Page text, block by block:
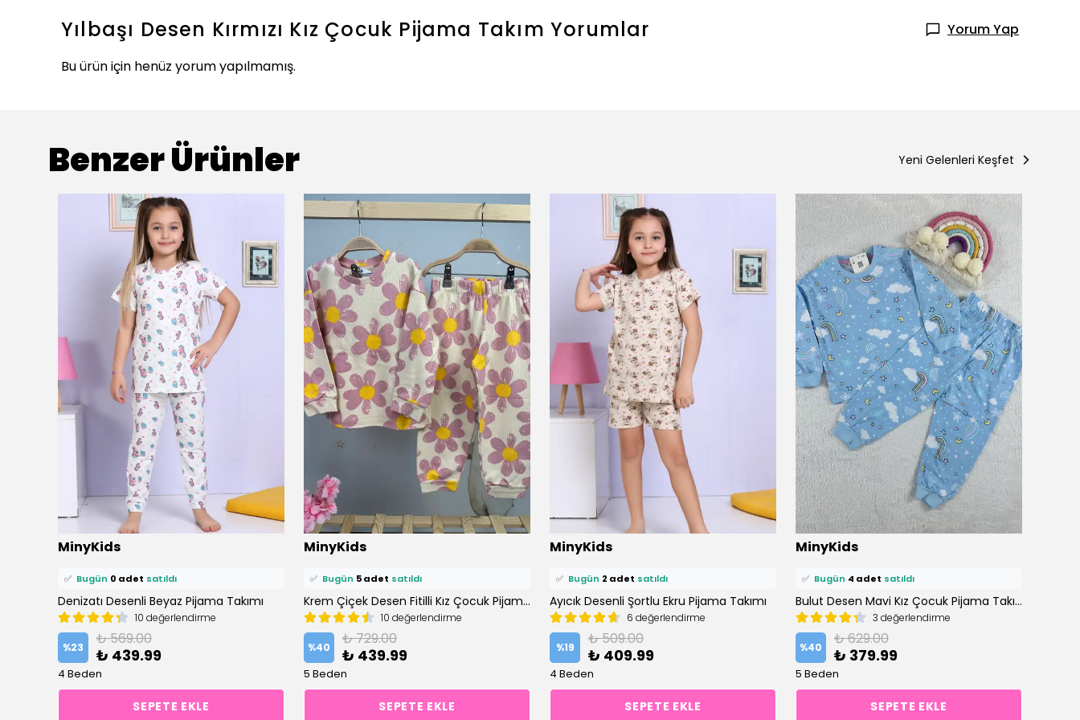
Yılbaşı Desen Kırmızı Kız Çocuk Pijama Takım Yorumlar
Yorum Yap
Bu ürün için henüz yorum yapılmamış.
Benzer Ürünler Yeni Gelenleri Keşfet
MinyKids
Bu ürünü3 kişifavoriledi!
2 kişi
✅ Bugün 0 adet satıldı
Denizatı Desenli Beyaz Pijama Takımı
10 değerlendirme
%23 ₺ 569.00
₺ 439.99
4 Beden
SEPETE EKLE
MinyKids
⭐️ Bu ürünü13 kişifavoriledi!
8 kişi
✅ Bugün 5 adet satıldı
Krem Çiçek Desen Fitilli Kız Çocuk Pijama Takım
10 değerlendirme
%40 ₺ 729.00
₺ 439.99
5 Beden
SEPETE EKLE
MinyKids
Bu ürünü6 kişifavoriledi!
5 kişi
✅ Bugün 2 adet satıldı
Ayıcık Desenli Şortlu Ekru Pijama Takımı
6 değerlendirme
%19 ₺ 509.00
₺ 409.99
4 Beden
SEPETE EKLE
MinyKids
⭐️ Bu ürünü9 kişifavoriledi!
6 kişi
✅ Bugün 4 adet satıldı
Bulut Desen Mavi Kız Çocuk Pijama Takım
3 değerlendirme
%40 ₺ 629.00
₺ 379.99
5 Beden
SEPETE EKLE